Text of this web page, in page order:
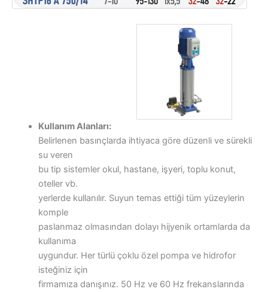
Kullanım Alanları:
Belirlenen basınçlarda ihtiyaca göre düzenli ve sürekli
su veren
bu tip sistemler okul, hastane, işyeri, toplu konut,
oteller vb.
yerlerde kullanılır. Suyun temas ettiği tüm yüzeylerin
komple
paslanmaz olmasından dolayı hijyenik ortamlarda da
kullanıma
uygundur. Her türlü çoklu özel pompa ve hidrofor
isteğiniz için
firmamıza danışınız. 50 Hz ve 60 Hz frekanslarında